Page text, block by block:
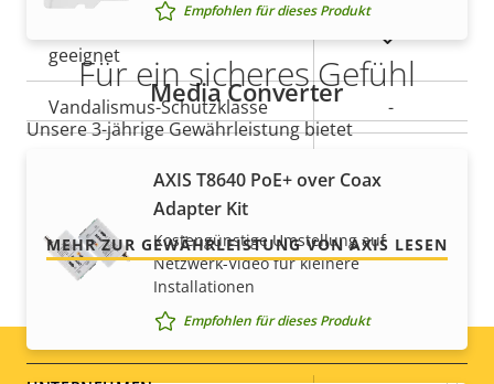
Für den Außenbereich
geeignet
Ja
Vandalismus-Schutzklasse -
Nachlackierungsgeeignet
Nachhaltigkeit -
Stromversorgung
Empfohlen für dieses Produkt
Media Converter
AXIS T8640 PoE+ over Coax
Adapter Kit
Kostengünstige Umstellung auf
Netzwerk-Video für kleinere
Installationen
Empfohlen für dieses Produkt
Für ein sicheres Gefühl
Unsere 3-jährige Gewährleistung bietet
MEHR ZUR GEWÄHRLEISTUNG VON AXIS LESEN